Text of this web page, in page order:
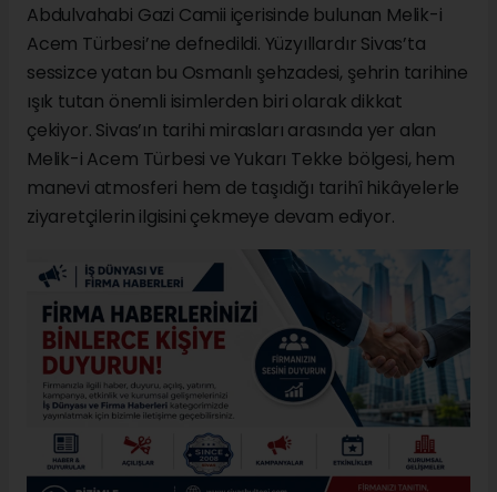
Abdulvahabi Gazi Camii içerisinde bulunan Melik-i
Acem Türbesi’ne defnedildi. Yüzyıllardır Sivas’ta
sessizce yatan bu Osmanlı şehzadesi, şehrin tarihine
ışık tutan önemli isimlerden biri olarak dikkat
çekiyor. Sivas’ın tarihi mirasları arasında yer alan
Melik-i Acem Türbesi ve Yukarı Tekke bölgesi, hem
manevi atmosferi hem de taşıdığı tarihî hikâyelerle
ziyaretçilerin ilgisini çekmeye devam ediyor.